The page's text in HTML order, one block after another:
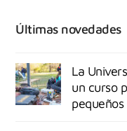
Últimas novedades
La
un curso